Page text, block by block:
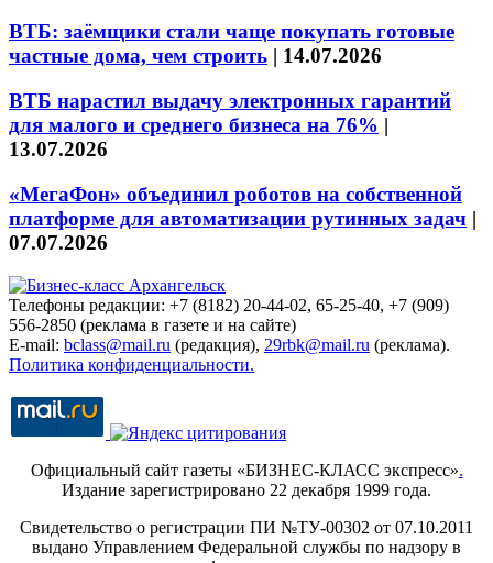
ВТБ: заёмщики стали чаще покупать готовые
частные дома, чем строить | 14.07.2026
ВТБ нарастил выдачу электронных гарантий
для малого и среднего бизнеса на 76% |
13.07.2026
«МегаФон» объединил роботов на собственной
платформе для автоматизации рутинных задач |
07.07.2026
Телефоны редакции: +7 (8182) 20-44-02, 65-25-40, +7 (909)
556-2850 (реклама в газете и на сайте)
E-mail: bclass@mail.ru (редакция), 29rbk@mail.ru (реклама).
Политика конфиденциальности.
Официальный сайт газеты «БИЗНЕС-КЛАСС экспресс».
Издание зарегистрировано 22 декабря 1999 года.
Свидетельство о регистрации ПИ №ТУ-00302 от 07.10.2011
выдано Управлением Федеральной службы по надзору в